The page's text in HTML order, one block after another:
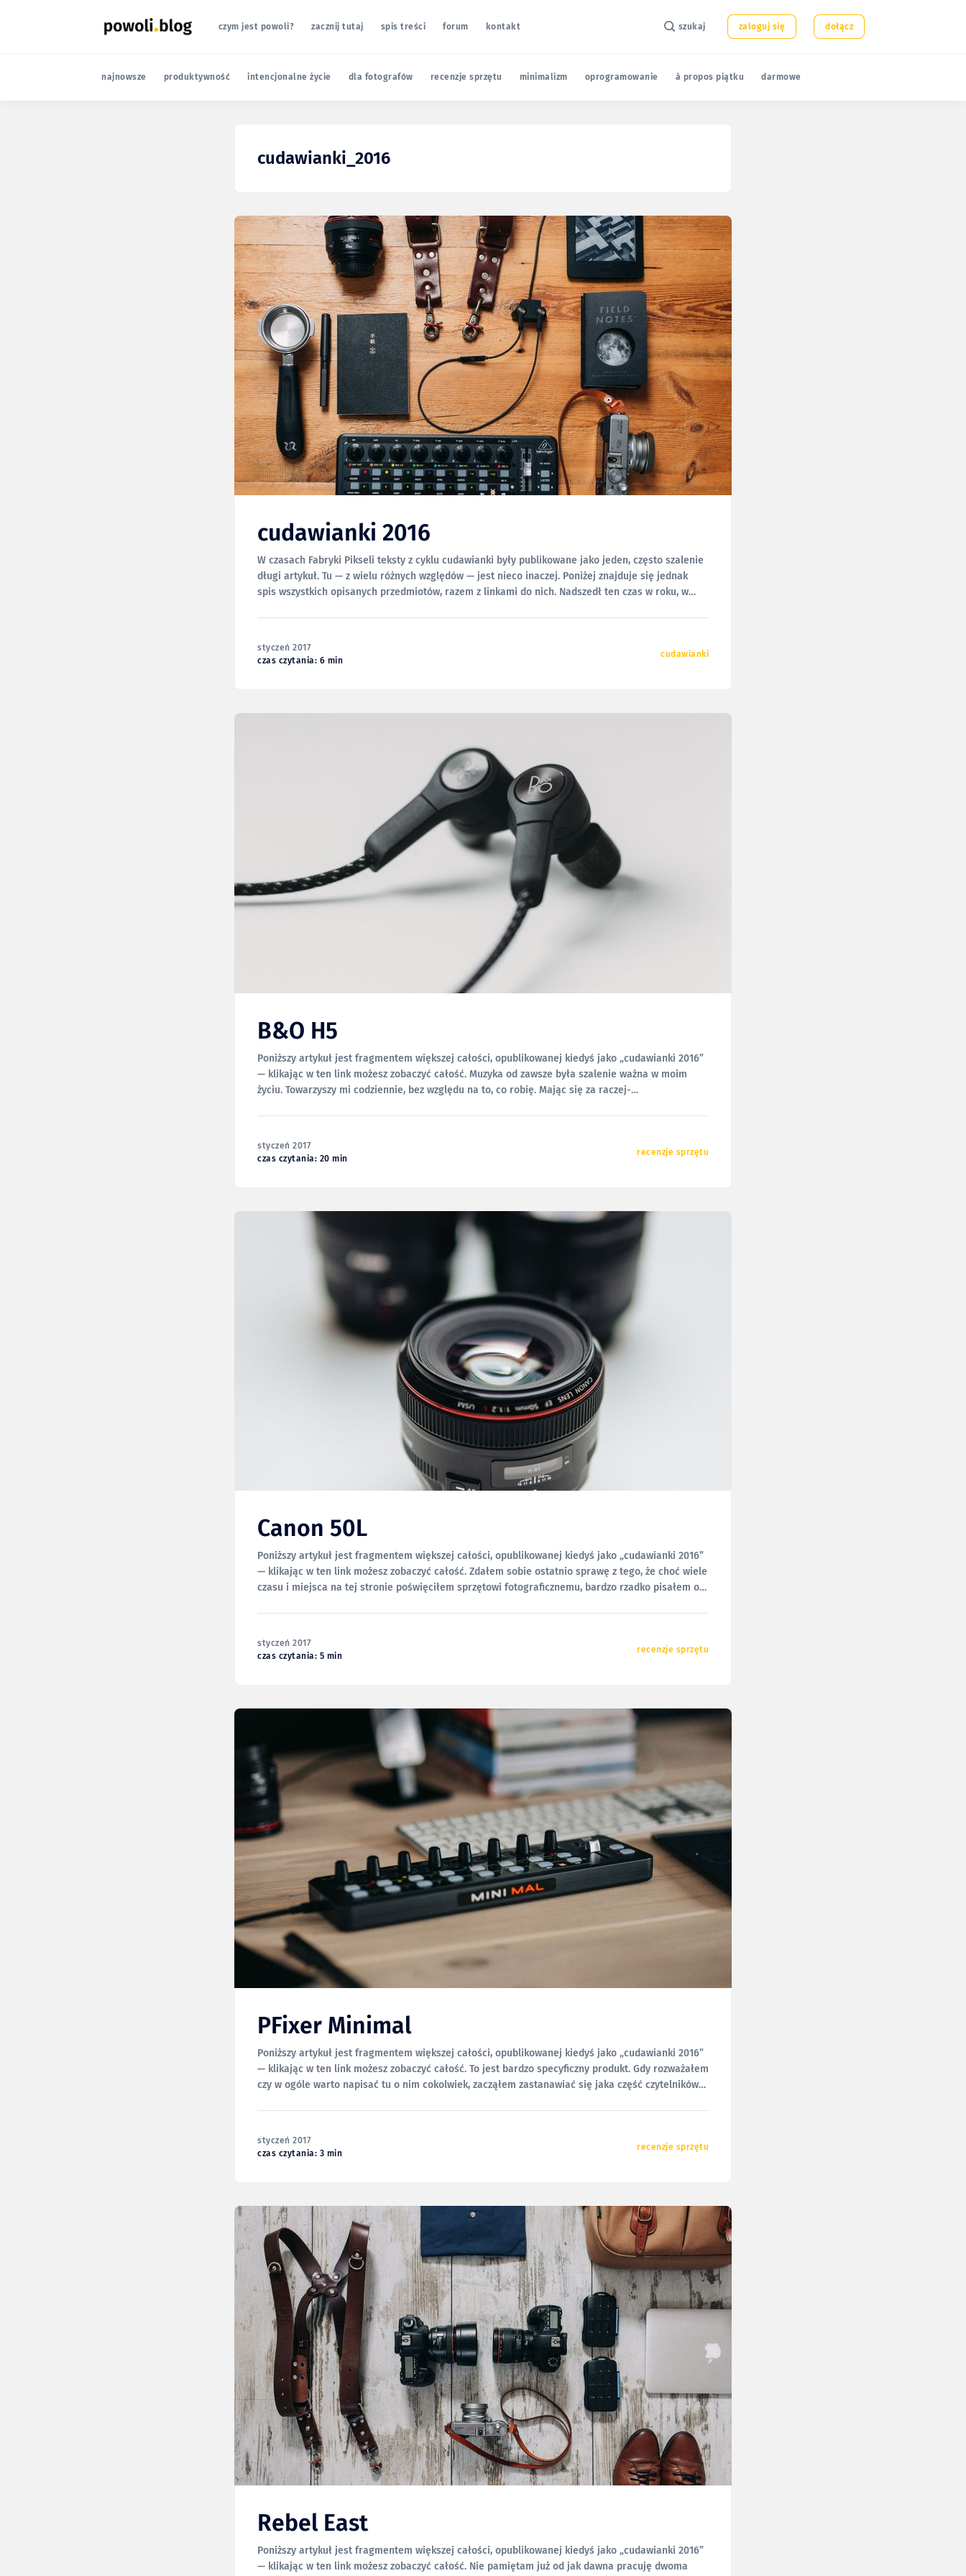
czym jest powoli? zacznij tutaj spis treści forum kontakt szukaj zaloguj się dołącz
najnowsze produktywność intencjonalne życie dla fotografów recenzje sprzętu minimalizm oprogramowanie à propos piątku darmowe
cudawianki_2016
cudawianki 2016
W czasach Fabryki Pikseli teksty z cyklu cudawianki były publikowane jako jeden, często szalenie
długi artykuł. Tu — z wielu różnych względów — jest nieco inaczej. Poniżej znajduje się jednak
spis wszystkich opisanych przedmiotów, razem z linkami do nich. Nadszedł ten czas w roku, w
styczeń 2017
czas czytania: 6 min
cudawianki
B&O H5
Poniższy artykuł jest fragmentem większej całości, opublikowanej kiedyś jako „cudawianki 2016”
— klikając w ten link możesz zobaczyć całość. Muzyka od zawsze była szalenie ważna w moim
życiu. Towarzyszy mi codziennie, bez względu na to, co robię. Mając się za raczej-
styczeń 2017
czas czytania: 20 min
recenzje sprzętu
Canon 50L
Poniższy artykuł jest fragmentem większej całości, opublikowanej kiedyś jako „cudawianki 2016”
— klikając w ten link możesz zobaczyć całość. Zdałem sobie ostatnio sprawę z tego, że choć wiele
czasu i miejsca na tej stronie poświęciłem sprzętowi fotograficznemu, bardzo rzadko pisałem o
styczeń 2017
czas czytania: 5 min
recenzje sprzętu
PFixer Minimal
Poniższy artykuł jest fragmentem większej całości, opublikowanej kiedyś jako „cudawianki 2016”
— klikając w ten link możesz zobaczyć całość. To jest bardzo specyficzny produkt. Gdy rozważałem
czy w ogóle warto napisać tu o nim cokolwiek, zacząłem zastanawiać się jaka część czytelników
styczeń 2017
czas czytania: 3 min
recenzje sprzętu
Rebel East
Poniższy artykuł jest fragmentem większej całości, opublikowanej kiedyś jako „cudawianki 2016”
— klikając w ten link możesz zobaczyć całość. Nie pamiętam już od jak dawna pracuję dwoma